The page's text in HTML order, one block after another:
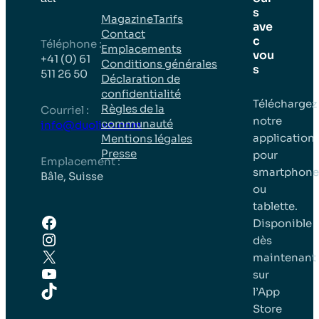
Téléphone :
+41 (0) 61
511 26 50
Courriel :
info@duolivo.com
Emplacement :
Bâle, Suisse
Facebook
Instagram
X
YouTube
TikTok
MagazineTarifs
Contact
Emplacements
Conditions générales
Déclaration de
confidentialité
Règles de la
communauté
Mentions légales
Presse
s
ave
c
vou
s
Téléchargez
notre
application
pour
smartphone
ou
tablette.
Disponible
dès
maintenant
sur
l’App
Store